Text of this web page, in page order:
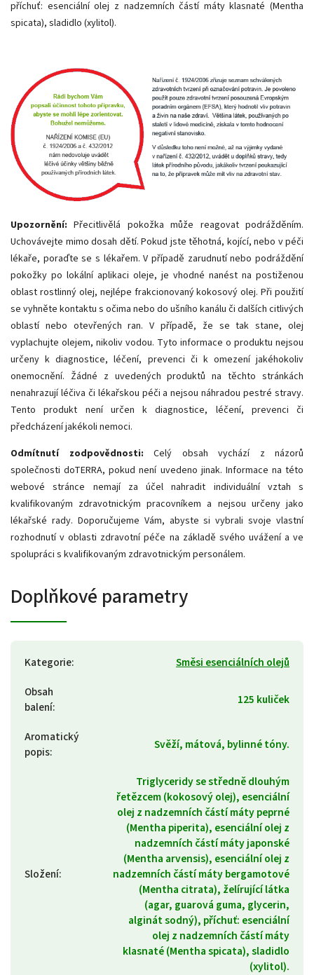
příchuť: esenciální olej z nadzemních částí máty klasnaté (Mentha
spicata), sladidlo (xylitol).
Upozornění: Přecitlivělá pokožka může reagovat podrážděním.
Uchovávejte mimo dosah dětí. Pokud jste těhotná, kojící, nebo v péči
lékaře, poraďte se s lékařem. V případě zarudnutí nebo podráždění
pokožky po lokální aplikaci oleje, je vhodné nanést na postiženou
oblast rostlinný olej, nejlépe frakcionovaný kokosový olej. Při použití
se vyhněte kontaktu s očima nebo do ušního kanálu či dalších citlivých
oblastí nebo otevřených ran. V případě, že se tak stane, olej
vyplachujte olejem, nikoliv vodou. Tyto informace o produktu nejsou
určeny k diagnostice, léčení, prevenci či k omezení jakéhokoliv
onemocnění. Žádné z uvedených produktů na těchto stránkách
nenahrazují léčiva či lékařskou péči a nejsou náhradou pestré stravy.
Tento produkt není určen k diagnostice, léčení, prevenci či
předcházení jakékoli nemoci.
Odmítnutí zodpovědnosti: Celý obsah vychází z názorů
společnosti doTERRA, pokud není uvedeno jinak. Informace na této
webové stránce nemají za účel nahradit individuální vztah s
kvalifikovaným zdravotnickým pracovníkem a nejsou určeny jako
lékařské rady. Doporučujeme Vám, abyste si vybrali svoje vlastní
rozhodnutí v oblasti zdravotní péče na základě svého uvážení a ve
spolupráci s kvalifikovaným zdravotnickým personálem.
Doplňkové parametry
Kategorie:
Směsi esenciálních olejů
Obsah
balení: 125 kuliček
Aromatický
popis: Svěží, mátová, bylinné tóny.
Složení:
Triglyceridy se středně dlouhým
řetězcem (kokosový olej), esenciální
olej z nadzemních částí máty peprné
(Mentha piperita), esenciální olej z
nadzemních částí máty japonské
(Mentha arvensis), esenciální olej z
nadzemních částí máty bergamotové
(Mentha citrata), želírující látka
(agar, guarová guma, glycerin,
alginát sodný), příchuť: esenciální
olej z nadzemních částí máty
klasnaté (Mentha spicata), sladidlo
(xylitol).